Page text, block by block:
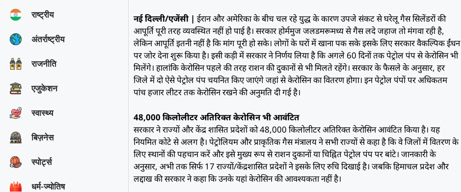
राष्ट्रीय
अंतर्राष्ट्रीय
राजनीति
एजुकेशन
स्वास्थ्य
बिज़नेस
स्पोर्ट्स
धर्म-ज्योतिष
नई दिल्ली/एजेंसी | ईरान और अमेरिका के बीच चल रहे युद्ध के कारण उपजे संकट से घरेलू गैस सिलेंडरों की
आपूर्ति पूरी तरह व्यवस्थित नहीं हो पाई है। सरकार होर्ममुज जलडमरूमध्य से गैस लदे जहाज तो मंगवा रही है,
लेकिन आपूर्ति इतनी नहीं है कि मांग पूरी हो सके। लोगों के घरों में खाना पक सके इसके लिए सरकार वैकल्पिक ईंधन
पर जोर देना शुरू किया है। इसी कड़ी में सरकार ने निर्णय लिया है कि अगले 60 दिनों तक पेट्राेल पंप से केरोसिन भी
मिलेंगे। हालांकि केरोसिन पहले की तरह राशन की दुकानों से भी मिलते रहेंगे। सरकार के फैसले के अनुसार, हर
जिले में दो ऐसे पेट्रोल पंप चयनित किए जाएंगे जहां से केरोसिन का वितरण होगा। इन पेट्रोल पंपों पर अधिकतम
पांच हजार लीटर तक केरोसिन रखने की अनुमति दी गई है।
48,000 किलोलीटर अतिरिक्त केरोसिन भी आवंटित
सरकार ने राज्यों और केंद्र शासित प्रदेशों को 48,000 किलोलीटर अतिरिक्त केरोसिन आवंटित किया है। यह
नियमित कोटे से अलग है। पेट्रोलियम और प्राकृतिक गैस मंत्रालय ने सभी राज्यों से कहा है कि वे जिलों में वितरण के
लिए स्थानों की पहचान करें और इसे मुख्य रूप से राशन दुकानों या चिह्नित पेट्रोल पंप पर बांटे। जानकारी के
अनुसार, अभी तक सिर्फ 17 राज्यों/केंद्रशासित प्रदेशों ने इसके लिए रुचि दिखाई है। जबकि हिमाचल प्रदेश और
लद्दाख की सरकार ने कहा कि उनके यहां केरोसिन की आवश्यकता नहीं है।